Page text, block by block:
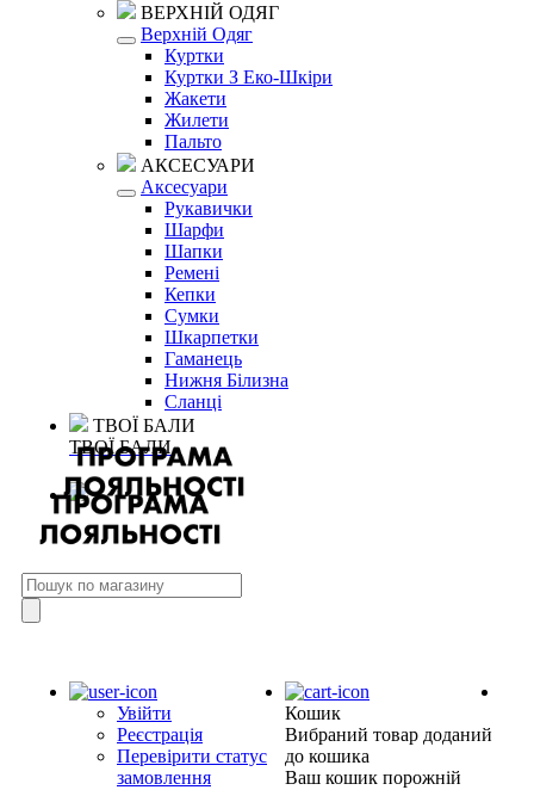
ВЕРХНІЙ ОДЯГ
Верхній Одяг
Куртки
Куртки З Еко-Шкіри
Жакети
Жилети
Пальто
АКСЕСУАРИ
Аксесуари
Рукавички
Шарфи
Шапки
Ремені
Кепки
Сумки
Шкарпетки
Гаманець
Нижня Білизна
Сланці
ТВОЇ БАЛИ
ТВОЇ БАЛИ
Увійти
Реєстрація
Перевірити статус
замовлення
Кошик
Вибраний товар доданий
до кошика
Ваш кошик порожній